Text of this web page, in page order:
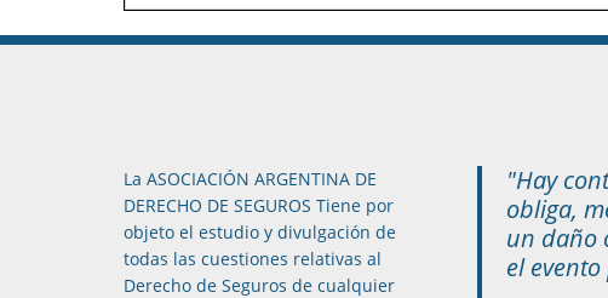
La ASOCIACIÓN ARGENTINA DE
DERECHO DE SEGUROS Tiene por
objeto el estudio y divulgación de
todas las cuestiones relativas al
Derecho de Seguros de cualquier
"Hay
obliga,
un daño
el